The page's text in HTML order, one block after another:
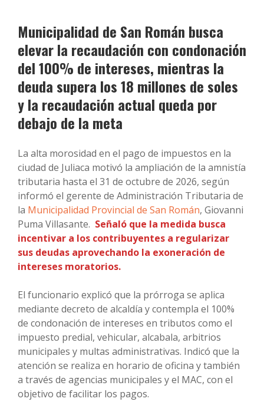
Municipalidad de San Román busca
elevar la recaudación con condonación
del 100% de intereses, mientras la
deuda supera los 18 millones de soles
y la recaudación actual queda por
debajo de la meta
La alta morosidad en el pago de impuestos en la
ciudad de Juliaca motivó la ampliación de la amnistía
tributaria hasta el 31 de octubre de 2026, según
informó el gerente de Administración Tributaria de
la Municipalidad Provincial de San Román, Giovanni
Puma Villasante. Señaló que la medida busca
incentivar a los contribuyentes a regularizar
sus deudas aprovechando la exoneración de
intereses moratorios.
El funcionario explicó que la prórroga se aplica
mediante decreto de alcaldía y contempla el 100%
de condonación de intereses en tributos como el
impuesto predial, vehicular, alcabala, arbitrios
municipales y multas administrativas. Indicó que la
atención se realiza en horario de oficina y también
a través de agencias municipales y el MAC, con el
objetivo de facilitar los pagos.